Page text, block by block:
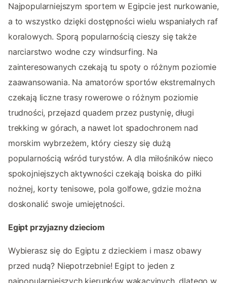
Najpopularniejszym sportem w Egipcie jest nurkowanie,
a to wszystko dzięki dostępności wielu wspaniałych raf
koralowych. Sporą popularnością cieszy się także
narciarstwo wodne czy windsurfing. Na
zainteresowanych czekają tu spoty o różnym poziomie
zaawansowania. Na amatorów sportów ekstremalnych
czekają liczne trasy rowerowe o różnym poziomie
trudności, przejazd quadem przez pustynię, długi
trekking w górach, a nawet lot spadochronem nad
morskim wybrzeżem, który cieszy się dużą
popularnością wśród turystów. A dla miłośników nieco
spokojniejszych aktywności czekają boiska do piłki
nożnej, korty tenisowe, pola golfowe, gdzie można
doskonalić swoje umiejętności.
Egipt przyjazny dzieciom
Wybierasz się do Egiptu z dzieckiem i masz obawy
przed nudą? Niepotrzebnie! Egipt to jeden z
najpopularniejszych kierunków wakacyjnych, dlatego w